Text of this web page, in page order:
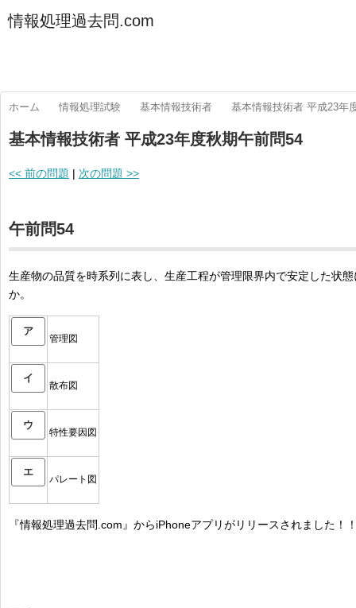
情報処理過去問.com
ホーム 情報処理試験 基本情報技術者 基本情報技術者 平成23年
基本情報技術者 平成23年度秋期午前問54
<< 前の問題 | 次の問題 >>
午前問54
生産物の品質を時系列に表し、生産工程が管理限界内で安定した状
か。
ア
管理図
イ
散布図
ウ
特性要因図
エ
パレート図
『情報処理過去問.com』からiPhoneアプリがリリースされました！